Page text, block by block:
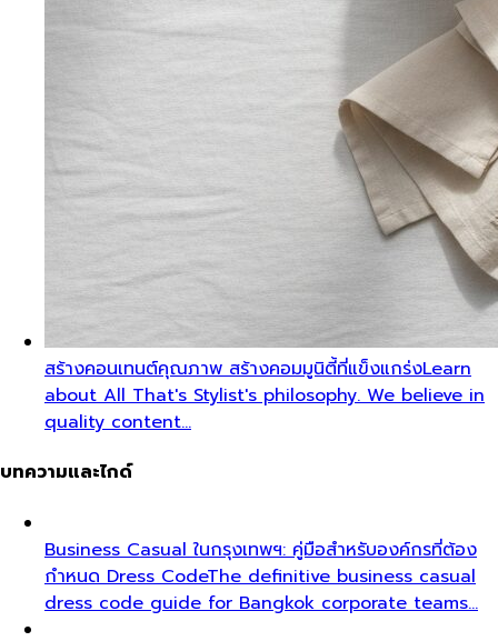
สร้างคอนเทนต์คุณภาพ สร้างคอมมูนิตี้ที่แข็งแกร่งLearn
about All That's Stylist's philosophy. We believe in
quality content…
บทความและไกด์
Business Casual ในกรุงเทพฯ: คู่มือสำหรับองค์กรที่ต้อง
กำหนด Dress CodeThe definitive business casual
dress code guide for Bangkok corporate teams…